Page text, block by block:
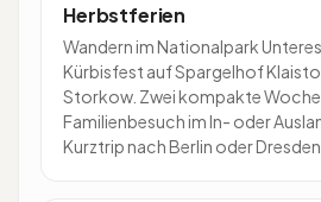
Herbstferien
Wandern im Nationalpark
Kürbisfest auf Spargelhof
Storkow. Zwei kompakte
Familienbesuch im In- oder
Kurztrip nach Berlin oder Dresden.